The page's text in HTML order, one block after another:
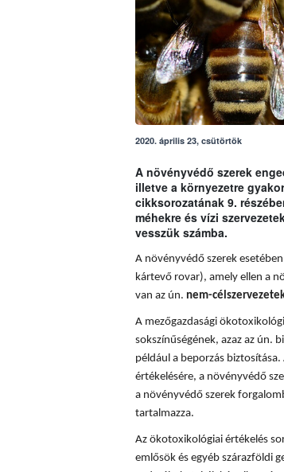
2020. április 23, csütörtök
A növényvédő szerek
illetve a környezetre
cikksorozatának 9.
méhekre és vízi
vesszük számba.
A növényvédő szerek esetében
kártevő rovar), amely ellen a
van az ún. nem-
A mezőgazdasági
sokszínűségének, azaz az ún.
például a beporzás biztosítása.
értékelésére, a növényvédő
a növényvédő szerek
tartalmazza.
Az ökotoxikológiai értékelés
emlősök és egyéb szárazföldi